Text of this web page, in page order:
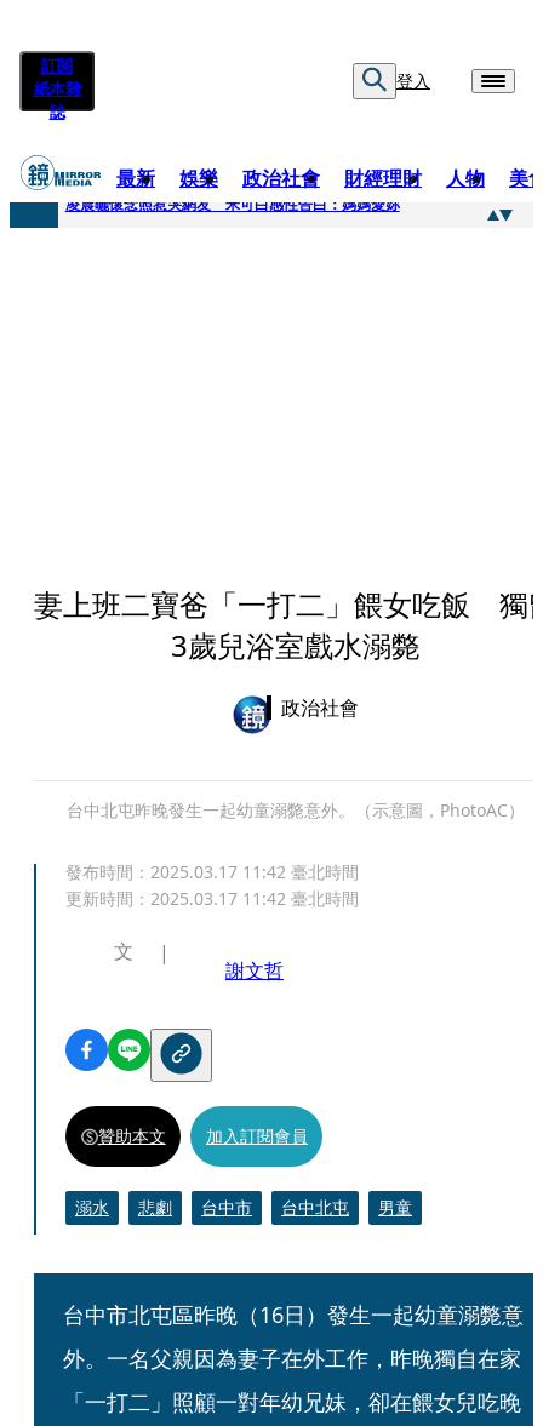
訂閱
紙本雜
誌
登入
最新 娛樂 政治社會 財經理財 人物 美
快訊
凌晨曬懷念照惹哭網友 米可白感性告白：媽媽愛妳
妻上班二寶爸「一打二」餵女吃飯 獨
3歲兒浴室戲水溺斃
政治社會
台中北屯昨晚發生一起幼童溺斃意外。（示意圖，PhotoAC）
發布時間： 2025.03.17 11:42 臺北時間
更新時間： 2025.03.17 11:42 臺北時間
文
謝文哲
贊助本文 加入訂閱會員
溺水 悲劇 台中市 台中北屯 男童
台中市北屯區昨晚（16日）發生一起幼童溺斃意
外。一名父親因為妻子在外工作，昨晚獨自在家
「一打二」照顧一對年幼兄妹，卻在餵女兒吃晚